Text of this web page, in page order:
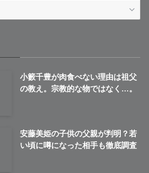
小籔千豊が肉食べない理由は祖父
の教え。宗教的な物ではなく…。
安藤美姫の子供の父親が判明？若
い頃に噂になった相手も徹底調査